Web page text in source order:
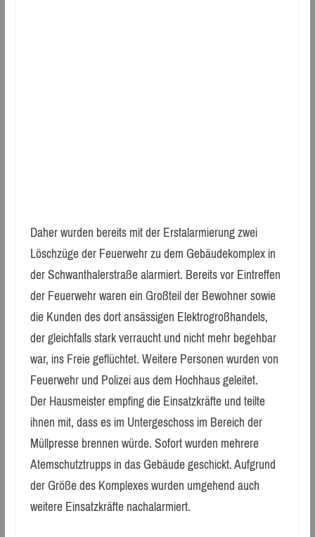
Daher wurden bereits mit der Erstalarmierung zwei
Löschzüge der Feuerwehr zu dem Gebäudekomplex in
der Schwanthalerstraße alarmiert. Bereits vor Eintreffen
der Feuerwehr waren ein Großteil der Bewohner sowie
die Kunden des dort ansässigen Elektrogroßhandels,
der gleichfalls stark verraucht und nicht mehr begehbar
war, ins Freie geflüchtet. Weitere Personen wurden von
Feuerwehr und Polizei aus dem Hochhaus geleitet.
Der Hausmeister empfing die Einsatzkräfte und teilte
ihnen mit, dass es im Untergeschoss im Bereich der
Müllpresse brennen würde. Sofort wurden mehrere
Atemschutztrupps in das Gebäude geschickt. Aufgrund
der Größe des Komplexes wurden umgehend auch
weitere Einsatzkräfte nachalarmiert.